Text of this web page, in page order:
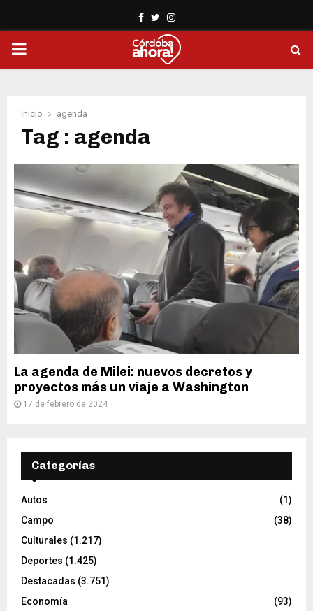
Facebook
TwitterInstagram
PRIMARY
Inicio agenda
Tag : agenda
La agenda de Milei: nuevos decretos y
proyectos más un viaje a Washington
17 de febrero de 2024
Categorías
Autos
(1)
Campo
(38)
Culturales (1.217)
Deportes (1.425)
Destacadas (3.751)
Economía
(93)